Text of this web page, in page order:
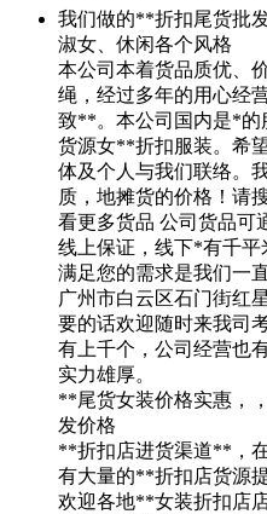
我们做的**折扣尾货批
淑女、休闲各个风格
本公司本着货品质优、
绳，经过多年的用心经
致**。本公司国内是*
货源女**折扣服装。希
体及个人与我们联络。
质，地摊货的价格！请
看更多货品 公司货品可
线上保证，线下*有千平
满足您的需求是我们一
广州市白云区石门街红
要的话欢迎随时来我司
有上千个，公司经营也
实力雄厚。
**尾货女装价格实惠，
发价格
**折扣店进货渠道**，
有大量的**折扣店货源
欢迎各地**女装折扣店